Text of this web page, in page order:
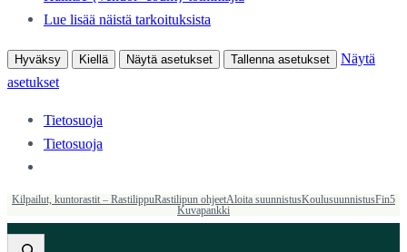
Lue lisää näistä tarkoituksista
Hyväksy Kiellä Näytä asetukset Tallenna asetukset
Näytä
asetukset
Tietosuoja
Tietosuoja
Kilpailut, kuntorastit – RastilippuRastilipun ohjeetAloita suunnistusKoulusuunnistusFin5
Kuvapankki
Etsi